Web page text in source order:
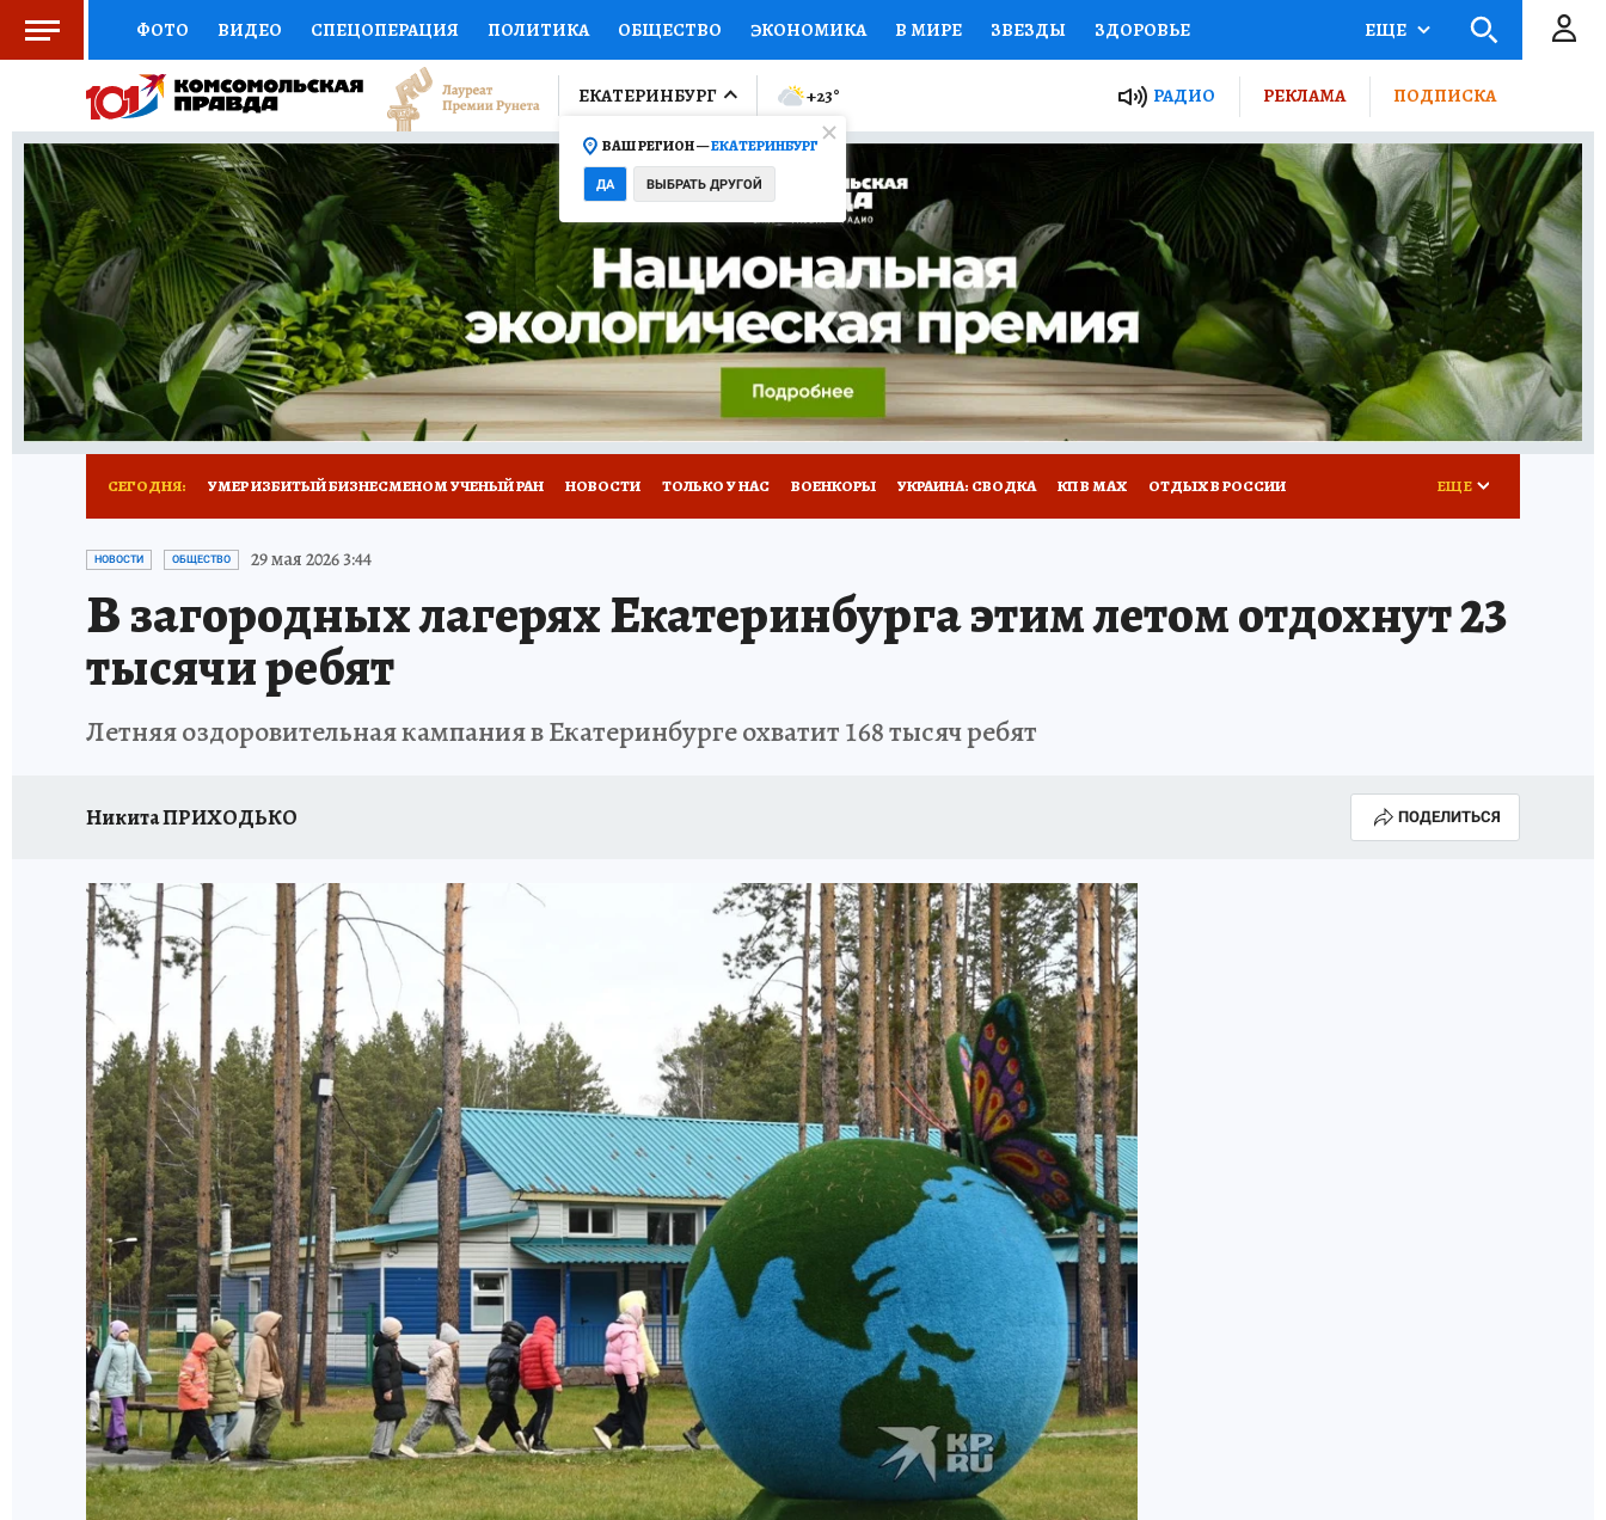
ФОТО ВИДЕО СПЕЦОПЕРАЦИЯ ПОЛИТИКА ОБЩЕСТВО ЭКОНОМИКА В МИРЕ ЗВЕЗДЫ ЗДОРОВЬЕ
СОЦПОДДЕРЖКА НАУКА СПОРТ КОЛУМНИСТЫ ПРОИСШЕСТВИЯ НАЦИОНАЛЬНЫЕ ПРОЕКТЫ РОССИИ
ВЫБОР ЭКСПЕРТОВ ДОКТОР ФИНАНСЫ ОТКРЫВАЕМ МИР Я ЗНАЮ СЕМЬЯ ЖЕНСКИЕ СЕКРЕТЫ ПУТЕВОДИТЕЛЬ
КНИЖНАЯ ПОЛКА ПРОГНОЗЫ НА СПОРТ ПРОМОКОДЫ СЕРИАЛЫ СПЕЦПРОЕКТЫ ДЕФИЦИТ ЖЕЛЕЗА ТУРИЗМ
ПРЕСС-ЦЕНТР НЕДВИЖИМОСТЬ ТЕЛЕВИЗОР КОЛЛЕКЦИИ КОНКУРСЫ РАБОТА У НАС ГИД ПОТРЕБИТЕЛЯ ВСЕ О КП
РАДИО КП ТЕСТЫ НОВОЕ НА САЙТЕ
ЕЩЕ
ЕКАТЕРИНБУРГ
ВАШ РЕГИОН —ЕКАТЕРИНБУРГ
ДА ВЫБРАТЬ ДРУГОЙ
+23° РАДИО РЕКЛАМА ПОДПИСКА
СЕГОДНЯ: УМЕР ИЗБИТЫЙ БИЗНЕСМЕНОМ УЧЕНЫЙ РАН НОВОСТИ ТОЛЬКО У НАС ВОЕНКОРЫ УКРАИНА: СВОДКА КП В МАХ ОТДЫХ В РОССИИ
ЗАПОВЕДНАЯ РОССИЯ
ЕЩЕ
НОВОСТИ ОБЩЕСТВО 29 мая 2026 3:44
В загородных лагерях Екатеринбурга этим летом отдохнут 23
тысячи ребят
Летняя оздоровительная кампания в Екатеринбурге охватит 168 тысяч ребят
Никита ПРИХОДЬКО ПОДЕЛИТЬСЯ